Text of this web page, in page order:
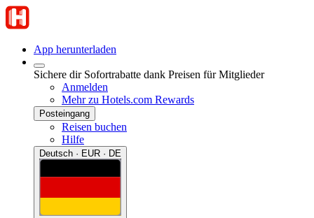
App herunterladen
Sichere dir Sofortrabatte dank Preisen für Mitglieder
Anmelden
Mehr zu Hotels.com Rewards
Posteingang
Reisen buchen
Hilfe
Deutsch · EUR · DE